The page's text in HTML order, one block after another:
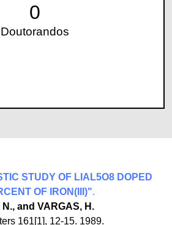
0
Doutorandos
STUDY OF LIAL5O8 DOPED
OF IRON(III)".
and VARGAS, H.
161[1], 12-15. 1989.